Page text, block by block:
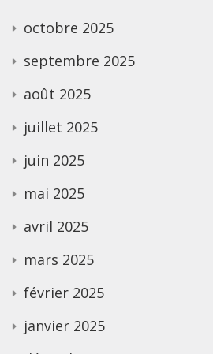
octobre 2025
septembre 2025
août 2025
juillet 2025
juin 2025
mai 2025
avril 2025
mars 2025
février 2025
janvier 2025